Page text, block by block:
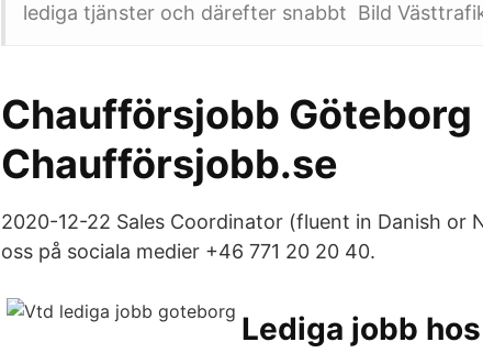
lediga tjänster och därefter snabbt Bild
Chaufförsjobb Göteborg
Chaufförsjobb.se
2020-12-22 Sales Coordinator (fluent in Danish or
oss på sociala medier +46 771 20 20 40.
Lediga jobb